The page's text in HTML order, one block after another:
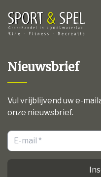
Nieuwsbrief
Vul vrijblijvend uw e-
onze nieuwsbrief.